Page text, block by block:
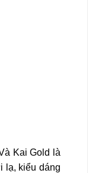
Kai Gold là
lạ, kiểu dáng